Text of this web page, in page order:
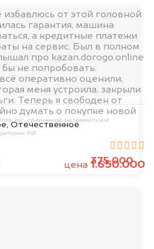
Отечественное
375.000
избавлюсь от этой головной
гарантия, машина
а кредитные платежи
на сервис. Был в полном
про kazan.dorogo.online
не попробовать.
оперативно оценили,
меня устроила, закрыли
Теперь я свободен от
думать о покупке новой
цена 1.650.000
на номер
в мессенджер
почту
Inc., признанной экстремистской
РФ